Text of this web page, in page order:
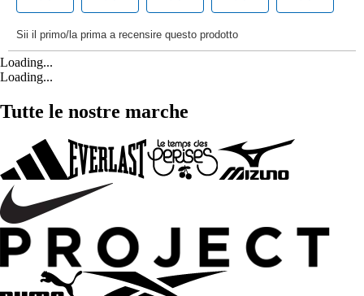
Loading...
Loading...
Tutte le nostre marche